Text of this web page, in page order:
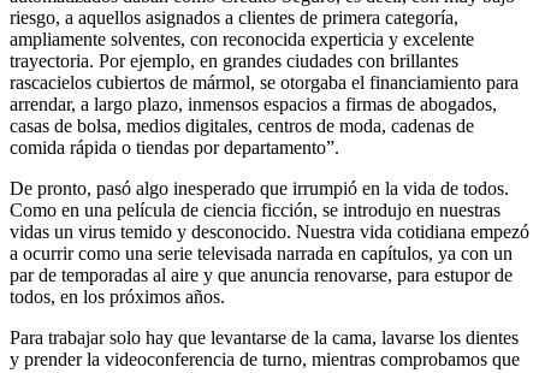
riesgo, a aquellos asignados a clientes de primera categoría,
ampliamente solventes, con reconocida experticia y excelente
trayectoria. Por ejemplo, en grandes ciudades con brillantes
rascacielos cubiertos de mármol, se otorgaba el financiamiento para
arrendar, a largo plazo, inmensos espacios a firmas de abogados,
casas de bolsa, medios digitales, centros de moda, cadenas de
comida rápida o tiendas por departamento”.
De pronto, pasó algo inesperado que irrumpió en la vida de todos.
Como en una película de ciencia ficción, se introdujo en nuestras
vidas un virus temido y desconocido. Nuestra vida cotidiana empezó
a ocurrir como una serie televisada narrada en capítulos, ya con un
par de temporadas al aire y que anuncia renovarse, para estupor de
todos, en los próximos años.
Para trabajar solo hay que levantarse de la cama, lavarse los dientes
y prender la videoconferencia de turno, mientras comprobamos que